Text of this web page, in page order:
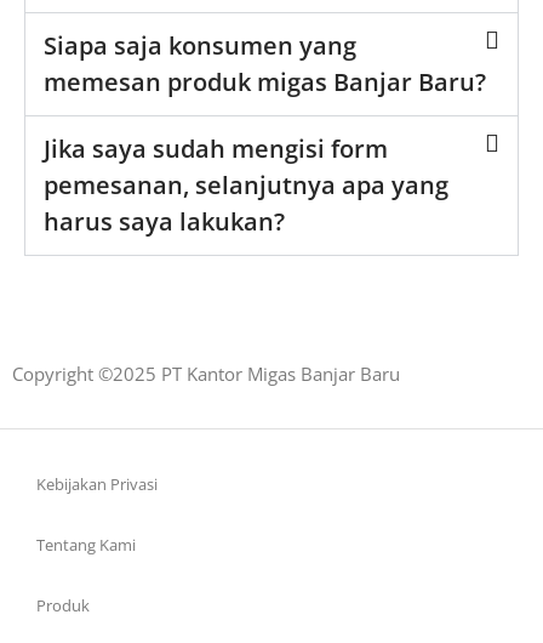
Siapa saja konsumen yang
memesan produk migas Banjar Baru?
Jika saya sudah mengisi form
pemesanan, selanjutnya apa yang
harus saya lakukan?
Copyright ©2025 PT Kantor Migas Banjar Baru
Kebijakan Privasi
Tentang Kami
Produk